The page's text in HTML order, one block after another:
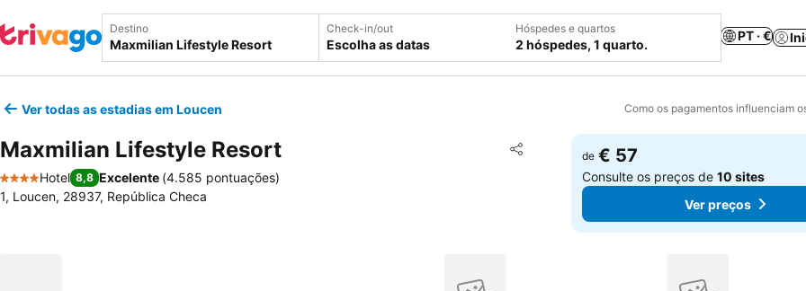
Destino Check-in/out
Escolha as datas
Hóspedes e quartos
2 hóspedes, 1 quarto.
PT · €
Ver todas as estadias em Loucen Como os pagamentos influenciam
Maxmilian Lifestyle Resort Partilhar
Adicionar aos favoritos
4 Estrelas
Hotel 8,8 Excelente (4.585 pontuações)
1, Loucen, 28937, República Checa
de € 57
Consulte os preços de10 sites
Ver preços